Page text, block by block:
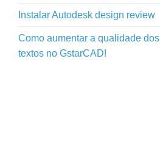
Instalar Autodesk design review
Como aumentar a qualidade dos
textos no GstarCAD!